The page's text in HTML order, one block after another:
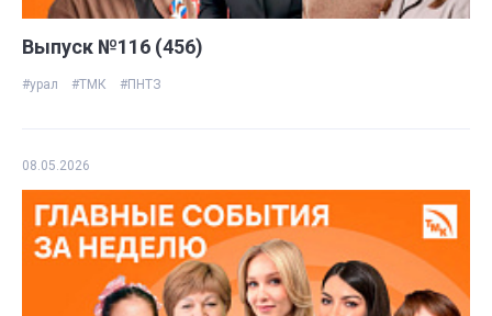
Выпуск №116 (456)
#урал #ТМК #ПНТЗ
08.05.2026